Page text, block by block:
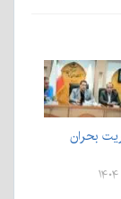
بحران